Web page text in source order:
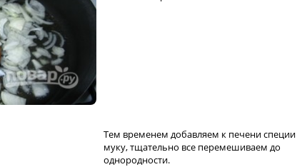
Тем временем добавляем к печени
муку, тщательно все перемешиваем до
однородности.